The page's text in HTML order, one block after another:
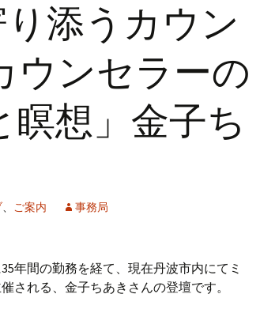
添うカウン
ウンセラーの
想」金子ち
、 ご案内 事務局
年間の勤務を経て、現在丹波市内にてミ
される、金子ちあきさんの登壇です。